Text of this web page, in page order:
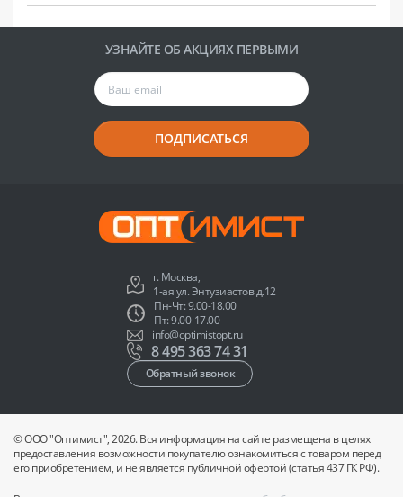
УЗНАЙТЕ ОБ АКЦИЯХ ПЕРВЫМИ
ПОДПИСАТЬСЯ
г. Москва,
1-ая ул. Энтузиастов д.12
Пн-Чт: 9.00-18.00
Пт: 9.00-17.00
info@optimistopt.ru
8 495 363 74 31
Обратный звонок
© ООО "Оптимист", 2026. Вся информация на сайте размещена в целях
предоставления возможности покупателю ознакомиться с товаром перед
его приобретением, и не является публичной офертой (статья 437 ГК РФ).